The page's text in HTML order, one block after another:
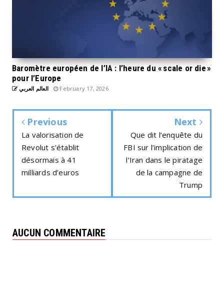
Baromètre européen de l’IA : l’heure du « scale or die »
pour l’Europe
العالم العربي February 17, 2026
Previous
La valorisation de
Revolut s’établit
désormais à 41
milliards d’euros
Next
Que dit l’enquête du
FBI sur l’implication de
l’Iran dans le piratage
de la campagne de
Trump
AUCUN COMMENTAIRE